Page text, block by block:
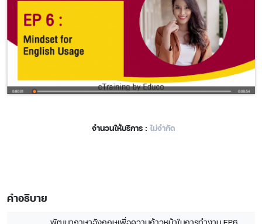
จำนวนให้บริการ : ไม่จำกัด
คำอธิบาย